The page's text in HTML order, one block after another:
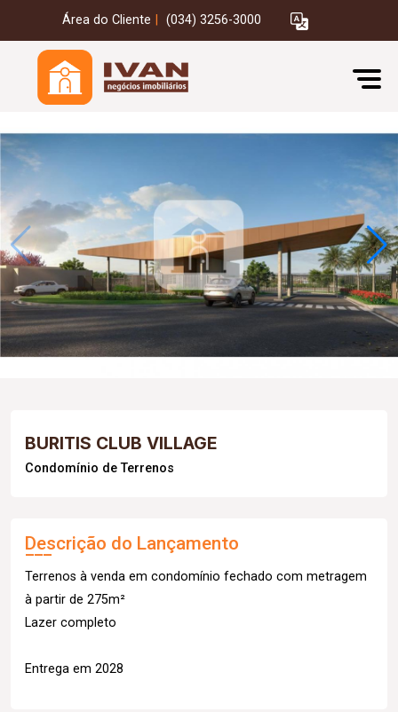
Área do Cliente (034) 3256-3000
BURITIS CLUB VILLAGE
Condomínio de Terrenos
Descrição do Lançamento
Terrenos à venda em condomínio fechado com metragem
à partir de 275m²
Lazer completo
Entrega em 2028